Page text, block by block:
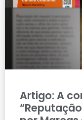
Artigo: A